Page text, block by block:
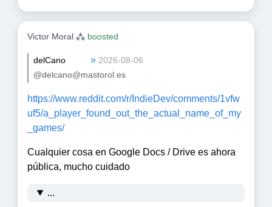
Victor Moral ⁂boosted
delCano » 2026-08-06
@delcano@mastorol.es
https://www.reddit.com/r/IndieDev/comments/1vfw
uf5/a_player_found_out_the_actual_name_of_my
_games/
Cualquier cosa en Google Docs / Drive es ahora
pública, mucho cuidado
...